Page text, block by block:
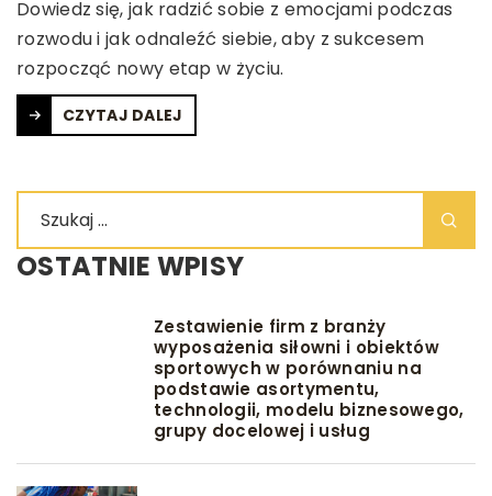
Dowiedz się, jak radzić sobie z emocjami podczas
rozwodu i jak odnaleźć siebie, aby z sukcesem
rozpocząć nowy etap w życiu.
CZYTAJ DALEJ
OSTATNIE WPISY
Zestawienie firm z branży
wyposażenia siłowni i obiektów
sportowych w porównaniu na
podstawie asortymentu,
technologii, modelu biznesowego,
grupy docelowej i usług